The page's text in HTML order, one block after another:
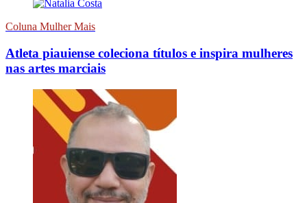
Coluna Mulher Mais
Atleta piauiense coleciona títulos e inspira mulheres
nas artes marciais